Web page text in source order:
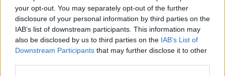
your opt-out. You may separately opt-out of the further
disclosure of your personal information by third parties on the
IAB’s list of downstream participants. This information may
also be disclosed by us to third parties on the IAB’s List of
Downstream Participants that may further disclose it to other